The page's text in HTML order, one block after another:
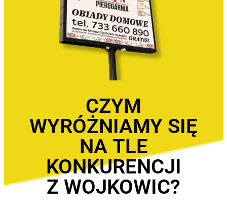
CZYM
WYRÓŻNIAMY SIĘ
NA TLE
KONKURENCJI
Z WOJKOWIC?